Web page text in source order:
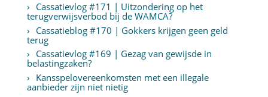
Cassatievlog #171 | Uitzondering op het
terugverwijsverbod bij de WAMCA?
Cassatieblog #170 | Gokkers krijgen geen geld
terug
Cassatievlog #169 | Gezag van gewijsde in
belastingzaken?
Kansspelovereenkomsten met een illegale
aanbieder zijn niet nietig